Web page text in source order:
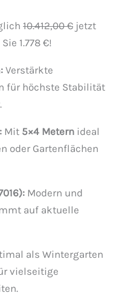
10.412,00 € jetzt
1.778 €!
Verstärkte
für höchste Stabilität
Mit 5×4 Metern ideal
oder Gartenflächen
Modern und
auf aktuelle
als Wintergarten
vielseitige